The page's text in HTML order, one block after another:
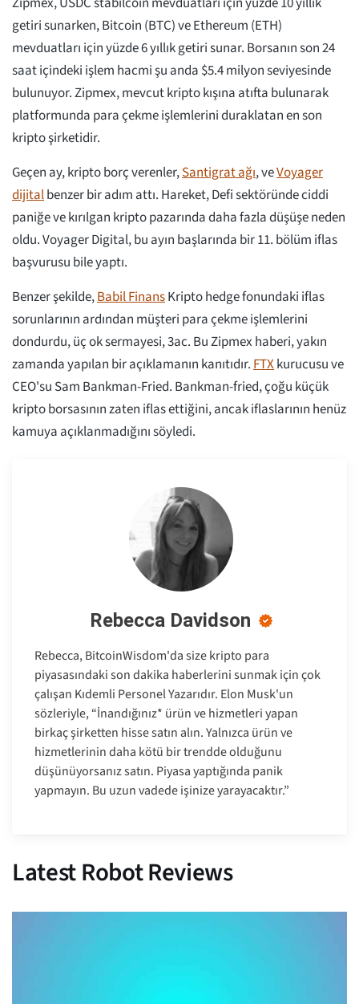
getiri sunarken, Bitcoin (BTC) ve Ethereum (ETH)
mevduatları için yüzde 6 yıllık getiri sunar. Borsanın son 24
saat içindeki işlem hacmi şu anda $5.4 milyon seviyesinde
bulunuyor. Zipmex, mevcut kripto kışına atıfta bulunarak
platformunda para çekme işlemlerini duraklatan en son
kripto şirketidir.
Geçen ay, kripto borç verenler,Santigrat ağı, veVoyager
dijitalbenzer bir adım attı. Hareket, Defi sektöründe ciddi
paniğe ve kırılgan kripto pazarında daha fazla düşüşe neden
oldu. Voyager Digital, bu ayın başlarında bir 11. bölüm iflas
başvurusu bile yaptı.
Benzer şekilde,Babil FinansKripto hedge fonundaki iflas
sorunlarının ardından müşteri para çekme işlemlerini
dondurdu, üç ok sermayesi, 3ac. Bu Zipmex haberi, yakın
zamanda yapılan bir açıklamanın kanıtıdır.FTXkurucusu ve
CEO'su Sam Bankman-Fried. Bankman-fried, çoğu küçük
kripto borsasının zaten iflas ettiğini, ancak iflaslarının henüz
kamuya açıklanmadığını söyledi.
Rebecca Davidson
Rebecca, BitcoinWisdom'da size kripto para
piyasasındaki son dakika haberlerini sunmak için çok
çalışan Kıdemli Personel Yazarıdır. Elon Musk'un
sözleriyle, “İnandığınız* ürün ve hizmetleri yapan
birkaç şirketten hisse satın alın. Yalnızca ürün ve
hizmetlerinin daha kötü bir trendde olduğunu
düşünüyorsanız satın. Piyasa yaptığında panik
yapmayın. Bu uzun vadede işinize yarayacaktır.”
Latest Robot Reviews